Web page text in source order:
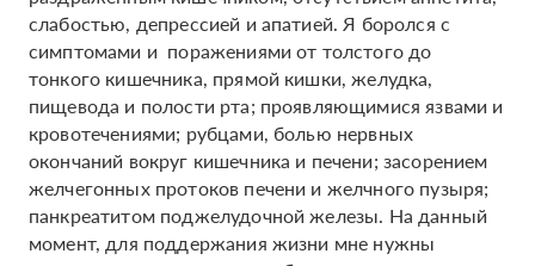
слабостью, депрессией и апатией. Я боролся с
симптомами и поражениями от толстого до
тонкого кишечника, прямой кишки, желудка,
пищевода и полости рта; проявляющимися язвами и
кровотечениями; рубцами, болью нервных
окончаний вокруг кишечника и печени; засорением
желчегонных протоков печени и желчного пузыря;
панкреатитом поджелудочной железы. На данный
момент, для поддержания жизни мне нужны